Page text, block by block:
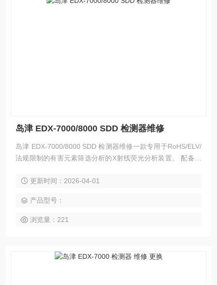
岛津 EDX-7000/8000 SDD 检测器维修
岛津 EDX-7000/8000 SDD 检测器维修一款专用于RoHS/ELV/
法规限制的有害元素筛选分析的X射线荧光分析装置。 配备无
运作成本和更易维护的同时，以维持高可信性分析和进一步提
得到结果所需测试时间基本上可在1分钟内完成，所以可以应
对RoHS法规中所限制的有害元素的筛选
更新时间：2026-04-01
产品型号：
浏览量：221